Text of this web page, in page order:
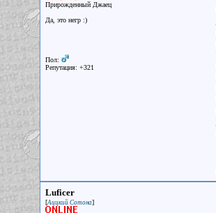
Прирожденный Джаец
Да, это негр :)
Пол:
Репутация: +321
Luficer
[Аццкий Сотона]